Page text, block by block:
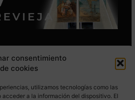
consentimiento
cookies
utilizamos tecnologías como las
a la información del dispositivo. El
EN REDES SOCIALES